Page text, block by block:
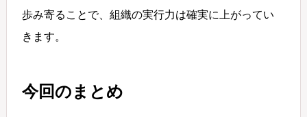
歩み寄ることで、組織の実行力は確実に上がってい
きます。
今回のまとめ